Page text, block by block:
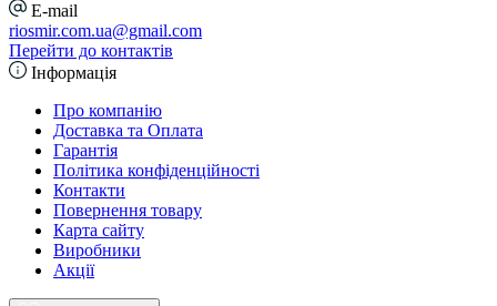
E-mail
riosmir.com.ua@gmail.com
Перейти до контактів
Інформація
Про компанію
Доставка та Оплата
Гарантія
Політика конфіденційності
Контакти
Повернення товару
Карта сайту
Виробники
Акції